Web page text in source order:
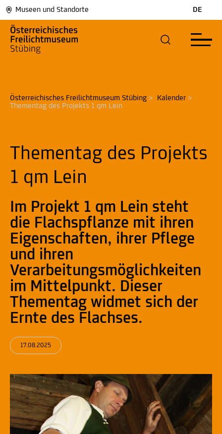
Museen und Standorte DE
Österreichisches Freilichtmuseum Stübing > Kalender >
Thementag des Projekts 1 qm Lein
Thementag des Projekts
1 qm Lein
Im Projekt 1 qm Lein steht
die Flachspflanze mit ihren
Eigenschaften, ihrer Pflege
und ihren
Verarbeitungsmöglichkeiten
im Mittelpunkt. Dieser
Thementag widmet sich der
Ernte des Flachses.
17.08.2025